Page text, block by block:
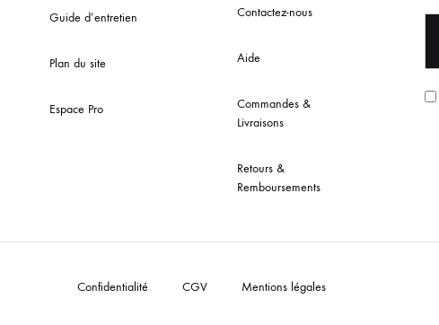
Guide d’entretien
Plan du site
Espace Pro
Contactez-nous
Aide
Commandes &
Livraisons
Retours &
Remboursements
Confidentialité CGV Mentions légales